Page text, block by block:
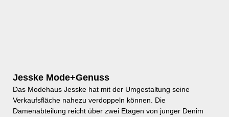
Jesske Mode+Genuss
Das Modehaus Jesske hat mit der Umgestaltung seine
Verkaufsfläche nahezu verdoppeln können. Die
Damenabteilung reicht über zwei Etagen von junger Denim